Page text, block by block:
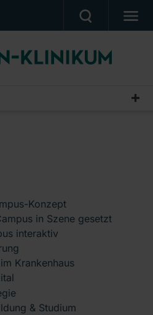
AG
Konzept
in Szene gesetzt
interaktiv
Krankenhaus
& Studium